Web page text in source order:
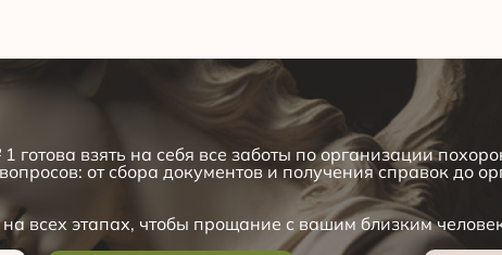
взять на себя все заботы по организации
от сбора документов и получения справок до
всех этапах, чтобы прощание с вашим близким